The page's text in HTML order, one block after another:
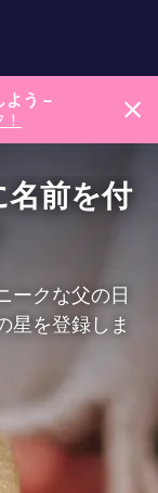
よう –
前を付
ークな父の日
星を登録しま